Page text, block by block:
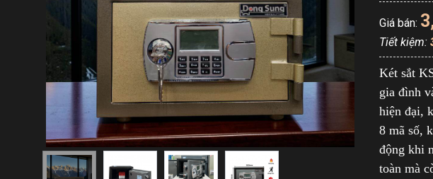
Giá bán:
Tiết kiệm:
Két sắt
gia đình
hiện đại,
8 mã số,
động khi
toàn mà